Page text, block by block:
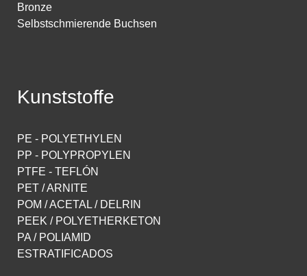
Bronze
Selbstschmierende Buchsen
Kunststoffe
PE - POLYETHYLEN
PP - POLYPROPYLEN
PTFE - TEFLÓN
PET / ARNITE
POM / ACETAL / DELRIN
PEEK / POLYETHERKETON
PA / POLIAMID
ESTRATIFICADOS